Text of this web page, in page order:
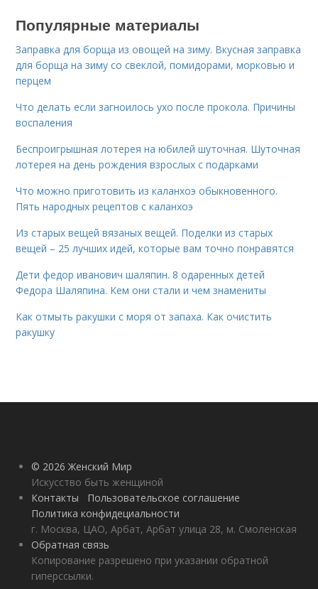
Популярные материалы
Заправка для борща из овощей на зиму. Вкусная заправка
для борща на зиму со свеклой, помидорами, морковью и
перцем
Что делать если загноилось ухо после прокола. Причины
воспаления
Беспроигрышная лотерея на юбилей шуточная. Шуточная
лотерея на день рождения взрослых с подарками
Что можно приготовить из каланхоэ обыкновенного.
Пять народных рецептов с каланхоэ
Из старых вещей вязаных вещей. Поделки из старых
вещей – 25 лучших идей, которые вам точно понравятся
Дети федор иванович шаляпин. 8 одаренных детей
Федора Шаляпина. Кем они стали и чем знамениты
Как отмыть ракушки с моря от запаха. Как очистить
ракушку
© 2026 Женский Мир
Искусство быть женщиной
Контакты
Пользовательское соглашение
Политика конфидециальности
г. Москва, ЦАО, Арбат, Арбат улица 28, м. Смоленская
Обратная связь
Копирование разрешено при указании обратной
гиперссылки.